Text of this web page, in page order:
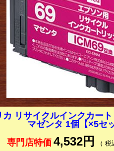
カ リサイクルインクカー
マゼンタ 1個【×5セ
専門店特価 4,532円 （